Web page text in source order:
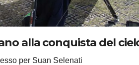
alla conquista del
per Suan Selenati